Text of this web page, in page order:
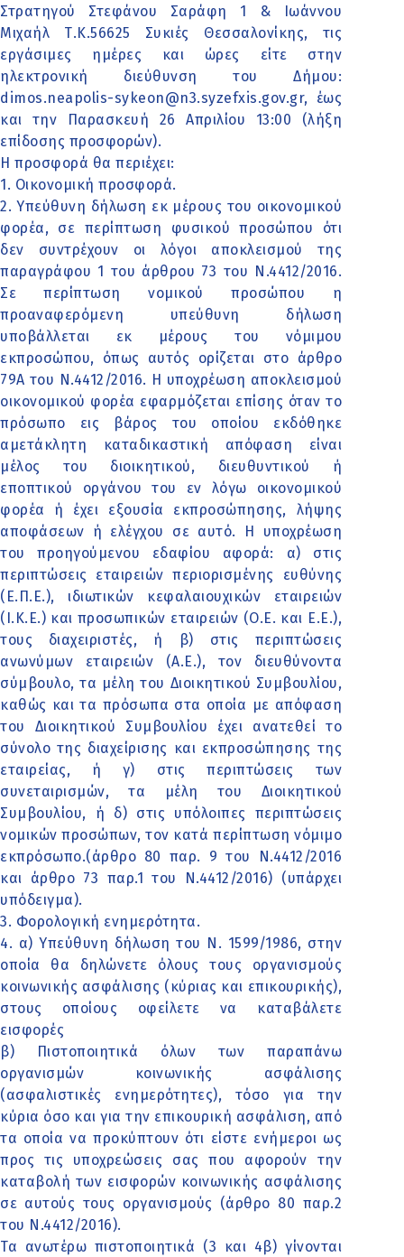
Στρατηγού Στεφάνου Σαράφη 1 & Ιωάννου
Μιχαήλ Τ.Κ.56625 Συκιές Θεσσαλονίκης, τις
εργάσιμες ημέρες και ώρες είτε στην
ηλεκτρονική διεύθυνση του Δήμου:
dimos.neapolis-sykeon@n3.syzefxis.gov.gr, έως
και την Παρασκευή 26 Απριλίου 13:00 (λήξη
επίδοσης προσφορών).
Η προσφορά θα περιέχει:
1. Οικονομική προσφορά.
2. Υπεύθυνη δήλωση εκ μέρους του οικονομικού
φορέα, σε περίπτωση φυσικού προσώπου ότι
δεν συντρέχουν οι λόγοι αποκλεισμού της
παραγράφου 1 του άρθρου 73 του Ν.4412/2016.
Σε περίπτωση νομικού προσώπου η
προαναφερόμενη υπεύθυνη δήλωση
υποβάλλεται εκ μέρους του νόμιμου
εκπροσώπου, όπως αυτός ορίζεται στο άρθρο
79Α του Ν.4412/2016. Η υποχρέωση αποκλεισμού
οικονομικού φορέα εφαρμόζεται επίσης όταν το
πρόσωπο εις βάρος του οποίου εκδόθηκε
αμετάκλητη καταδικαστική απόφαση είναι
μέλος του διοικητικού, διευθυντικού ή
εποπτικού οργάνου του εν λόγω οικονομικού
φορέα ή έχει εξουσία εκπροσώπησης, λήψης
αποφάσεων ή ελέγχου σε αυτό. Η υποχρέωση
του προηγούμενου εδαφίου αφορά: α) στις
περιπτώσεις εταιρειών περιορισμένης ευθύνης
(Ε.Π.Ε.), ιδιωτικών κεφαλαιουχικών εταιρειών
(Ι.Κ.Ε.) και προσωπικών εταιρειών (Ο.Ε. και Ε.Ε.),
τους διαχειριστές, ή β) στις περιπτώσεις
ανωνύμων εταιρειών (Α.Ε.), τον διευθύνοντα
σύμβουλο, τα μέλη του Διοικητικού Συμβουλίου,
καθώς και τα πρόσωπα στα οποία με απόφαση
του Διοικητικού Συμβουλίου έχει ανατεθεί το
σύνολο της διαχείρισης και εκπροσώπησης της
εταιρείας, ή γ) στις περιπτώσεις των
συνεταιρισμών, τα μέλη του Διοικητικού
Συμβουλίου, ή δ) στις υπόλοιπες περιπτώσεις
νομικών προσώπων, τον κατά περίπτωση νόμιμο
εκπρόσωπο.(άρθρο 80 παρ. 9 του Ν.4412/2016
και άρθρο 73 παρ.1 του Ν.4412/2016) (υπάρχει
υπόδειγμα).
3. Φορολογική ενημερότητα.
4. α) Υπεύθυνη δήλωση του Ν. 1599/1986, στην
οποία θα δηλώνετε όλους τους οργανισμούς
κοινωνικής ασφάλισης (κύριας και επικουρικής),
στους οποίους οφείλετε να καταβάλετε
εισφορές
β) Πιστοποιητικά όλων των παραπάνω
οργανισμών κοινωνικής ασφάλισης
(ασφαλιστικές ενημερότητες), τόσο για την
κύρια όσο και για την επικουρική ασφάλιση, από
τα οποία να προκύπτουν ότι είστε ενήμεροι ως
προς τις υποχρεώσεις σας που αφορούν την
καταβολή των εισφορών κοινωνικής ασφάλισης
σε αυτούς τους οργανισμούς (άρθρο 80 παρ.2
του Ν.4412/2016).
Τα ανωτέρω πιστοποιητικά (3 και 4β) γίνονται